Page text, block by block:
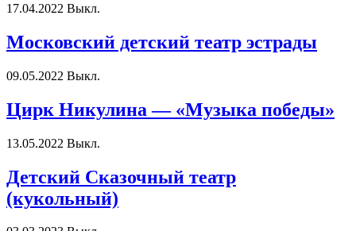
17.04.2022 Выкл.
Московский детский театр эстрады
09.05.2022 Выкл.
Цирк Никулина — «Музыка победы»
13.05.2022 Выкл.
Детский Сказочный театр
(кукольный)